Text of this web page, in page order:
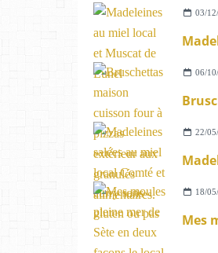
03/
06/
22/
18/